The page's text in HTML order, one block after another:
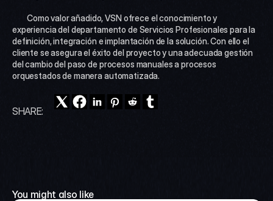
experiencia del departamento de Servicios Profesionales para la
definición, integración e implantación de la solución. Con ello el
cliente se asegura el éxito del proyecto y una adecuada gestión
del cambio del paso de procesos manuales a procesos
orquestados de manera automatizada.
SHARE:
You might also like